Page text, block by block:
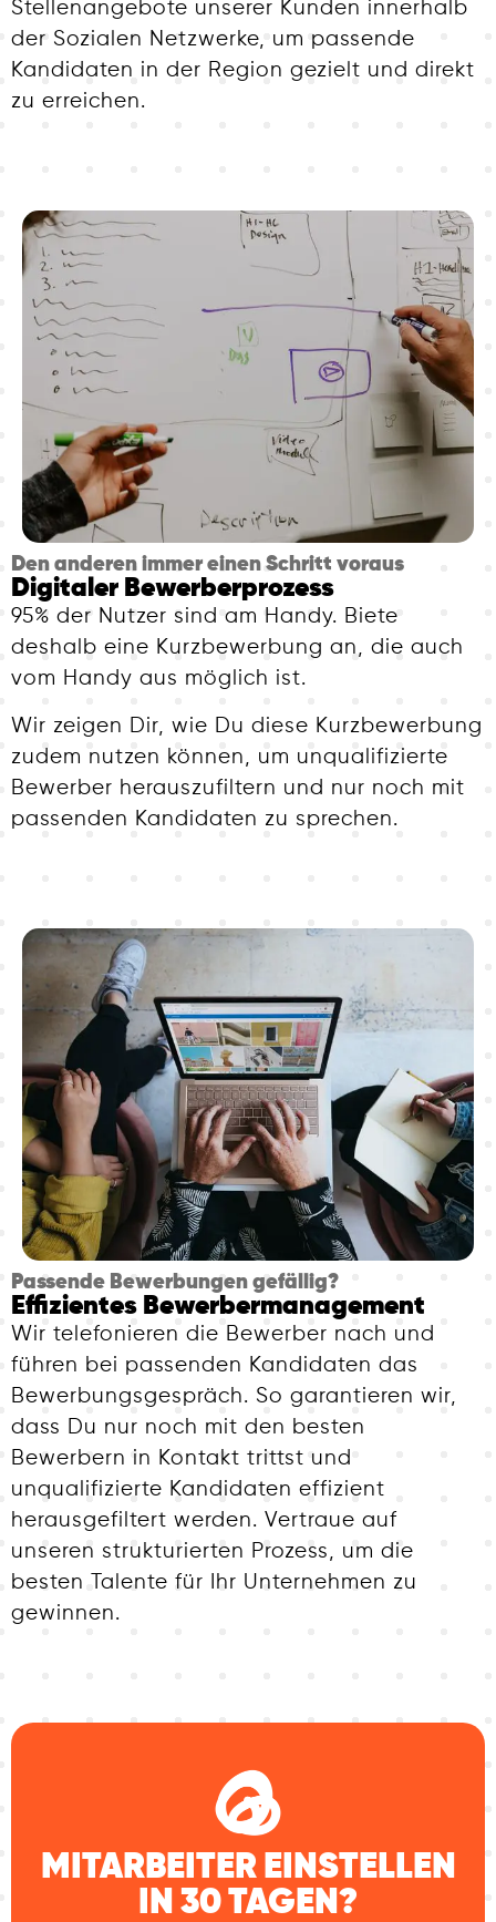
Stellenangebote unserer Kunden innerhalb
der Sozialen Netzwerke, um passende
Kandidaten in der Region gezielt und direkt
zu erreichen.
Den anderen immer einen Schritt voraus
Digitaler Bewerberprozess
95% der Nutzer sind am Handy. Biete
deshalb eine Kurzbewerbung an, die auch
vom Handy aus möglich ist.
Wir zeigen Dir, wie Du diese Kurzbewerbung
zudem nutzen können, um unqualifizierte
Bewerber herauszufiltern und nur noch mit
passenden Kandidaten zu sprechen.
Passende Bewerbungen gefällig?
Effizientes Bewerbermanagement
Wir telefonieren die Bewerber nach und
führen bei passenden Kandidaten das
Bewerbungsgespräch. So garantieren wir,
dass Du nur noch mit den besten
Bewerbern in Kontakt trittst und
unqualifizierte Kandidaten effizient
herausgefiltert werden. Vertraue auf
unseren strukturierten Prozess, um die
besten Talente für Ihr Unternehmen zu
gewinnen.
MITARBEITER EINSTELLEN
IN 30 TAGEN?